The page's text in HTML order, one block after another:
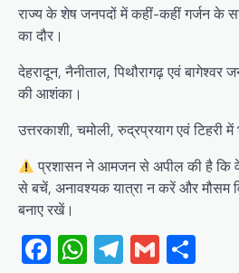
राज्य के शेष जनपदों में कहीं-कहीं गर्जन के
का दौर।
देहरादून, नैनीताल, पिथौरागढ़ एवं बागेश्वर
की आशंका।
उत्तरकाशी, चमोली, रुद्रप्रयाग एवं टिहरी में
प्रशासन ने आमजन से अपील की है कि वे
से बचें, अनावश्यक यात्रा न करें और मौसम
बनाए रखें।
Facebook
WhatsApp
Telegram
Gmail